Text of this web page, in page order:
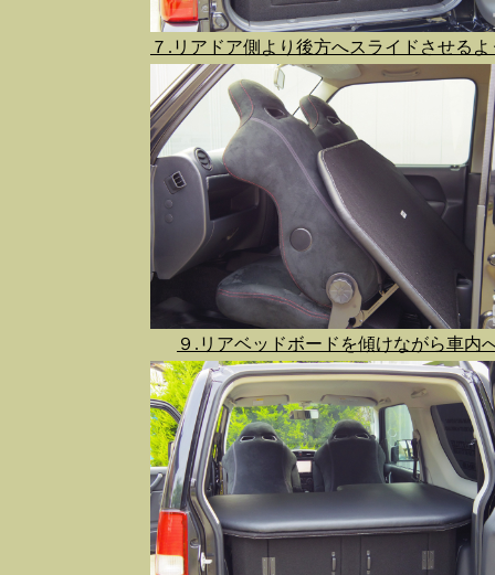
７.リアドア側より後方へスライドさせるよ
９.リアベッドボードを傾けながら車内